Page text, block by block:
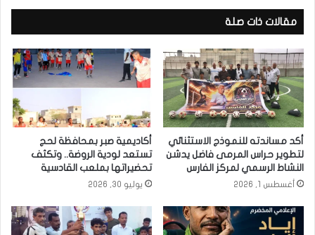
مقالات ذات صلة
أكد مساندته للنموذج الاستثنائي
لتطوير حراس المرمى فاضل يدشن
النشاط الرسمي لمركز الفارس
أغسطس 1, 2026
أكاديمية صبر بمحافظة لحج
تستعد لودية الروضة.. وتكثف
تحضيراتها بملعب القادسية
يوليو 30, 2026